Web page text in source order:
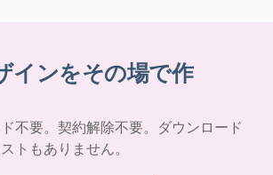
インをその場で作
不要。契約解除不要。ダウンロード
トもありません。